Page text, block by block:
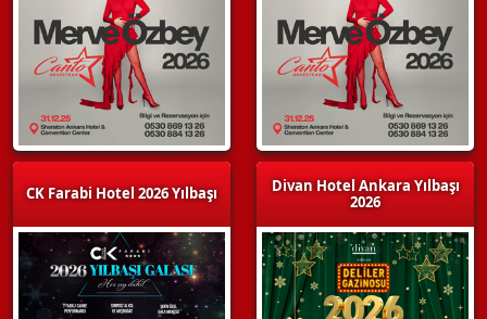
CK Farabi Hotel 2026 Yılbaşı
Divan Hotel Ankara Yılbaşı
2026